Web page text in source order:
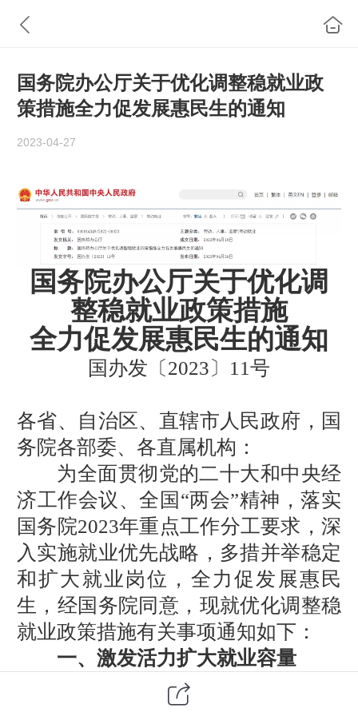
国务院办公厅关于优化调整稳就业政
策措施全力促发展惠民生的通知
2023-04-27
国务院办公厅关于优化调
整稳就业政策措施
全力促发展惠民生的通知
国办发〔2023〕11号
各省、自治区、直辖市人民政府，国
务院各部委、各直属机构：
为全面贯彻党的二十大和中央经
济工作会议、全国“两会”精神，落实
国务院2023年重点工作分工要求，深
入实施就业优先战略，多措并举稳定
和扩大就业岗位，全力促发展惠民
生，经国务院同意，现就优化调整稳
就业政策措施有关事项通知如下：
一、激发活力扩大就业容量
（一）加大对吸纳就业能力强的
行业企业扩岗政策支持。